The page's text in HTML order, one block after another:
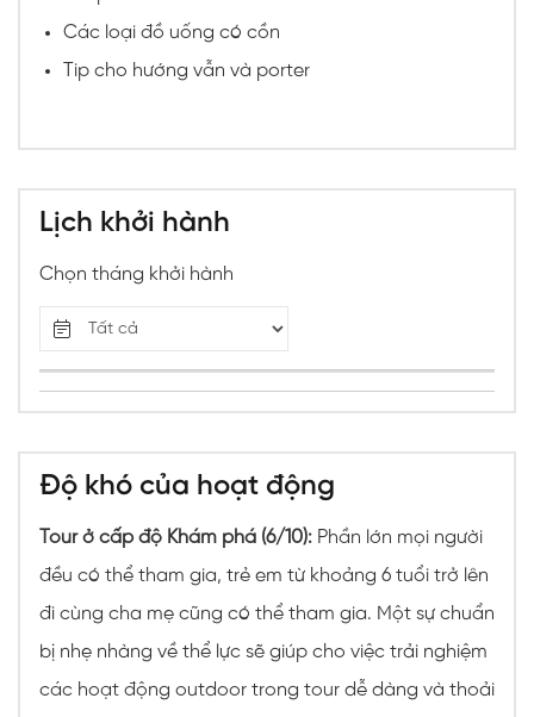
Các loại đồ uống có cồn
Tip cho hướng vẫn và porter
Lịch khởi hành
Chọn tháng khởi hành
Độ khó của hoạt động
Tour ở cấp độ Khám phá (6/10): Phần lớn mọi người
đều có thể tham gia, trẻ em từ khoảng 6 tuổi trở lên
đi cùng cha mẹ cũng có thể tham gia. Một sự chuẩn
bị nhẹ nhàng về thể lực sẽ giúp cho việc trải nghiệm
các hoạt động outdoor trong tour dễ dàng và thoải